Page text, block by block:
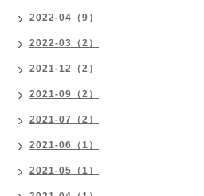
2022-04（9）
2022-03（2）
2021-12（2）
2021-09（2）
2021-07（2）
2021-06（1）
2021-05（1）